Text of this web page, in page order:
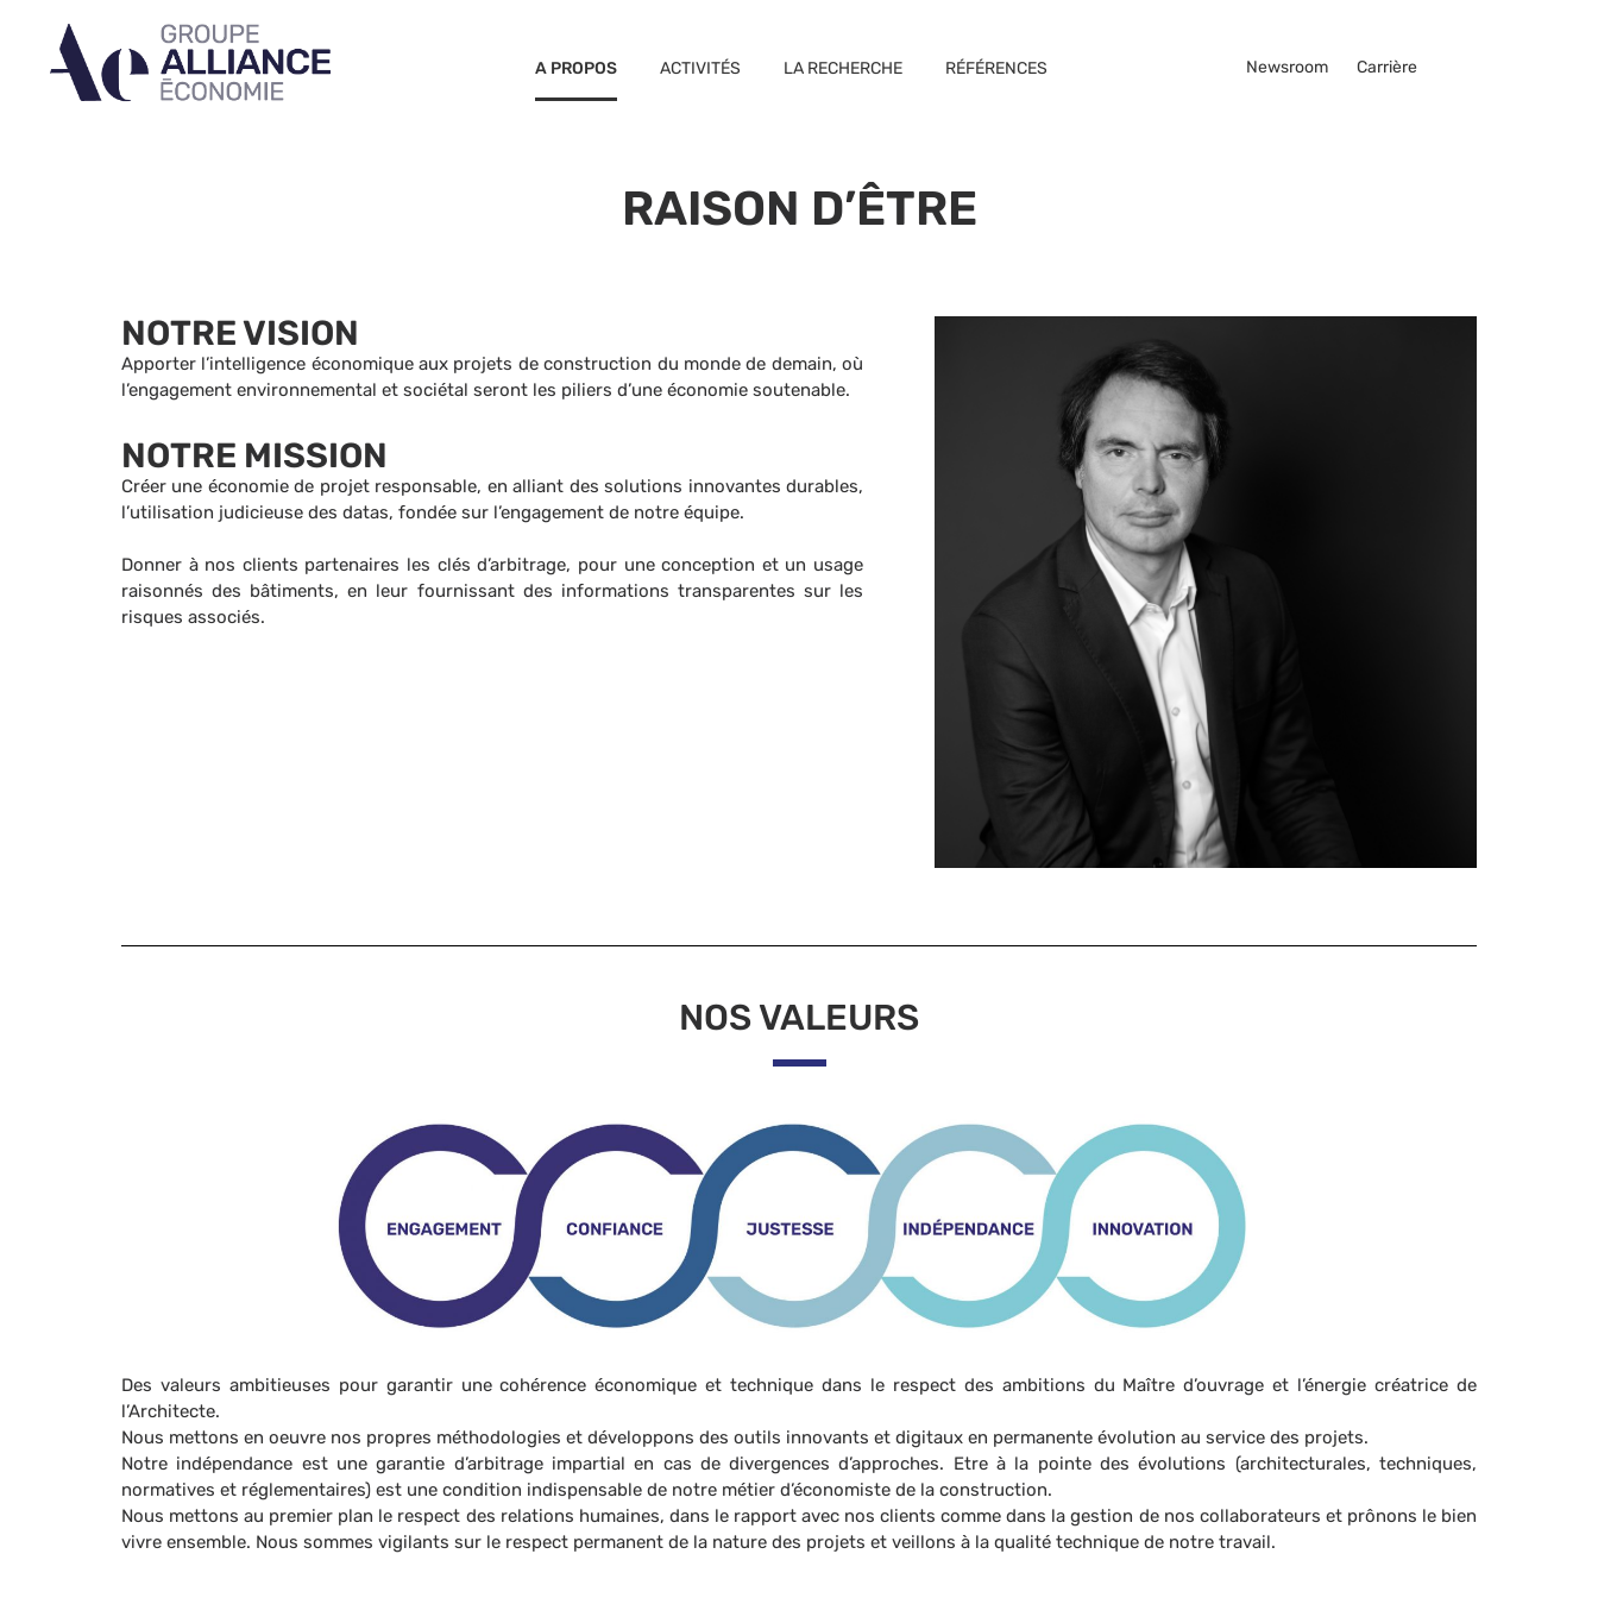
A PROPOS ACTIVITÉS LA RECHERCHE RÉFÉRENCES Newsroom Carrière
RAISON D’ÊTRE
NOTRE VISION
Apporter l’intelligence économique aux projets de construction du monde de demain, où
l’engagement environnemental et sociétal seront les piliers d’une économie soutenable.
NOTRE MISSION
Créer une économie de projet responsable, en alliant des solutions innovantes durables,
l’utilisation judicieuse des datas, fondée sur l’engagement de notre équipe.
Donner à nos clients partenaires les clés d’arbitrage, pour une conception et un usage
raisonnés des bâtiments, en leur fournissant des informations transparentes sur les
risques associés.
NOS VALEURS
Des valeurs ambitieuses pour garantir une cohérence économique et technique dans le respect des ambitions du Maître d’ouvrage et l’énergie créatrice de
l’Architecte.
Nous mettons en oeuvre nos propres méthodologies et développons des outils innovants et digitaux en permanente évolution au service des projets.
Notre indépendance est une garantie d’arbitrage impartial en cas de divergences d’approches. Etre à la pointe des évolutions (architecturales, techniques,
normatives et réglementaires) est une condition indispensable de notre métier d’économiste de la construction.
Nous mettons au premier plan le respect des relations humaines, dans le rapport avec nos clients comme dans la gestion de nos collaborateurs et prônons le bien
vivre ensemble. Nous sommes vigilants sur le respect permanent de la nature des projets et veillons à la qualité technique de notre travail.